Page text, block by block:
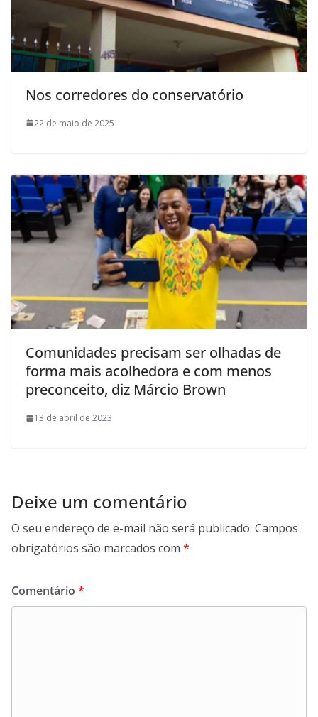
Nos corredores do conservatório
22 de maio de 2025
Comunidades precisam ser olhadas de
forma mais acolhedora e com menos
preconceito, diz Márcio Brown
13 de abril de 2023
Deixe um comentário
O seu endereço de e-mail não será publicado. Campos
obrigatórios são marcados com *
Comentário *